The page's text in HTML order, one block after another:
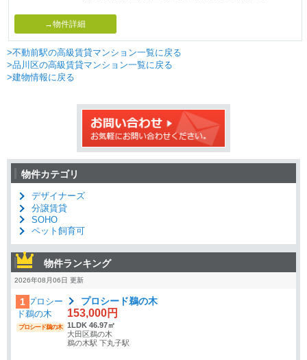
→物件詳細
>不動前駅の高級賃貸マンション一覧に戻る
>品川区の高級賃貸マンション一覧に戻る
>建物情報に戻る
物件カテゴリ
デザイナーズ
分譲賃貸
SOHO
ペット飼育可
物件ランキング
2026年08月06日 更新
1
プロシード鵜の木
プロシード鵜の木
153,000円
1LDK 46.97㎡
大田区鵜の木
鵜の木駅 下丸子駅